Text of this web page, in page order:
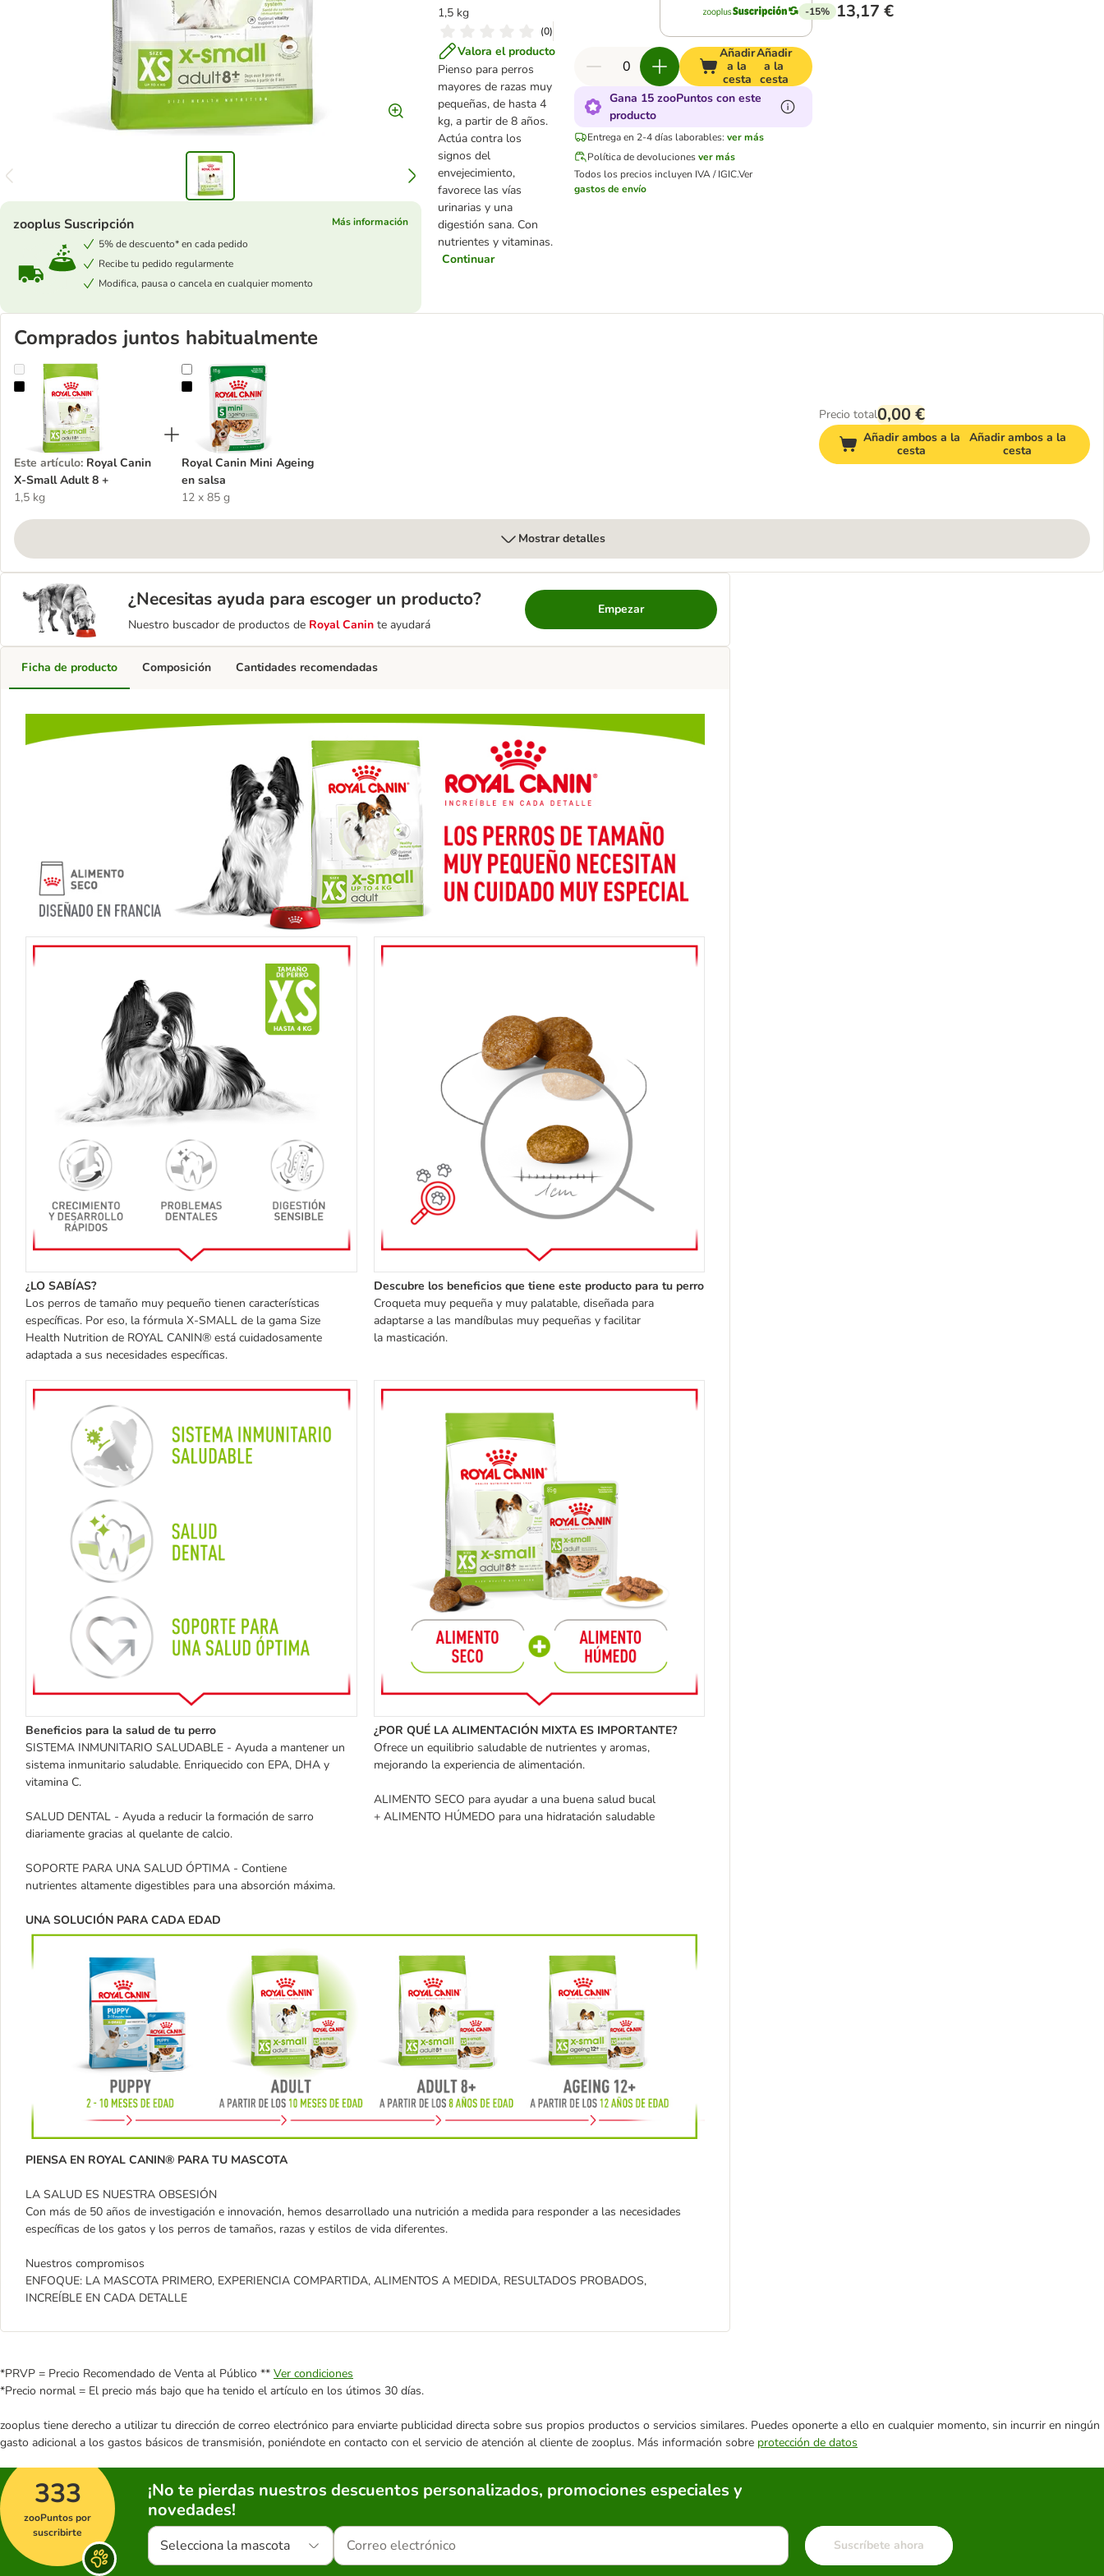
1,5 kg
(0)
Valora el producto
Pienso para perros
mayores de razas muy
pequeñas, de hasta 4
kg, a partir de 8 años.
Actúa contra los
signos del
envejecimiento,
favorece las vías
urinarias y una
digestión sana. Con
nutrientes y vitaminas.
Continuar
zooplus Suscripción
Más información
5% de descuento* en cada pedido
Recibe tu pedido regularmente
Modifica, pausa o cancela en cualquier momento
-15% 13,17 €
Añadir
a la
cesta
Añadir
a la
cesta
Gana 15 zooPuntos con este
producto
Entrega en 2-4 días laborables: ver más
Política de devoluciones ver más
Todos los precios incluyen IVA / IGIC.Ver
gastos de envío
Comprados juntos habitualmente
Royal Canin X-Small Adult 8 +
Este artículo: Royal Canin
X-Small Adult 8 +
1,5 kg
Royal Canin Mini Ageing en salsa
Royal Canin Mini Ageing
en salsa
12 x 85 g
Precio total0,00 €
Añadir ambos a la
cesta
Añadir ambos a la
cesta
Mostrar detalles
¿Necesitas ayuda para escoger un producto?
Nuestro buscador de productos de Royal Canin te ayudará
Empezar
Ficha de producto
¿LO SABÍAS?
Los perros de tamaño muy pequeño tienen características
específicas. Por eso, la fórmula X-SMALL de la gama Size
Health Nutrition de ROYAL CANIN® está cuidadosamente
adaptada a sus necesidades específicas.
Descubre los beneficios que tiene este producto para tu perro
Croqueta muy pequeña y muy palatable, diseñada para
adaptarse a las mandíbulas muy pequeñas y facilitar
la masticación.
Beneficios para la salud de tu perro
SISTEMA INMUNITARIO SALUDABLE - Ayuda a mantener un
sistema inmunitario saludable. Enriquecido con EPA, DHA y
vitamina C.
SALUD DENTAL - Ayuda a reducir la formación de sarro
diariamente gracias al quelante de calcio.
SOPORTE PARA UNA SALUD ÓPTIMA - Contiene
nutrientes altamente digestibles para una absorción máxima.
¿POR QUÉ LA ALIMENTACIÓN MIXTA ES IMPORTANTE?
Ofrece un equilibrio saludable de nutrientes y aromas,
mejorando la experiencia de alimentación.
ALIMENTO SECO para ayudar a una buena salud bucal
+ ALIMENTO HÚMEDO para una hidratación saludable
UNA SOLUCIÓN PARA CADA EDAD
PIENSA EN ROYAL CANIN® PARA TU MASCOTA
LA SALUD ES NUESTRA OBSESIÓN
Con más de 50 años de investigación e innovación, hemos desarrollado una nutrición a medida para responder a las necesidades
específicas de los gatos y los perros de tamaños, razas y estilos de vida diferentes.
Nuestros compromisos
ENFOQUE: LA MASCOTA PRIMERO, EXPERIENCIA COMPARTIDA, ALIMENTOS A MEDIDA, RESULTADOS PROBADOS,
INCREÍBLE EN CADA DETALLE
Composición Cantidades recomendadas
*PRVP = Precio Recomendado de Venta al Público ** Ver condiciones
*Precio normal = El precio más bajo que ha tenido el artículo en los útimos 30 días.
zooplus tiene derecho a utilizar tu dirección de correo electrónico para enviarte publicidad directa sobre sus propios productos o servicios similares. Puedes oponerte a ello en cualquier momento, sin incurrir en ningún
gasto adicional a los gastos básicos de transmisión, poniéndote en contacto con el servicio de atención al cliente de zooplus. Más información sobre protección de datos
333
zooPuntos por
suscribirte
¡No te pierdas nuestros descuentos personalizados, promociones especiales y
novedades!
Selecciona la mascota Suscríbete ahora